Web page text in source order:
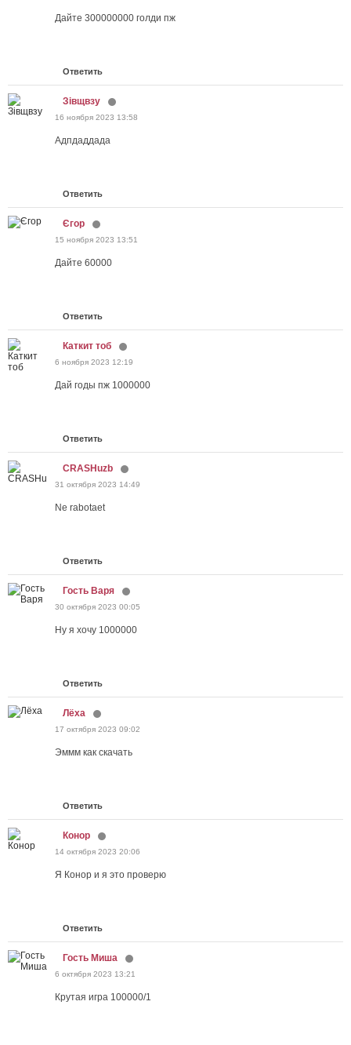
Дайте 300000000 голди пж
Ответить
Зівщвзу
16 ноября 2023 13:58
Адпдаддада
Ответить
Єгор
15 ноября 2023 13:51
Дайте 60000
Ответить
Каткит тоб
6 ноября 2023 12:19
Дай годы пж 1000000
Ответить
CRASHuzb
31 октября 2023 14:49
Ne rabotaet
Ответить
Гость Варя
30 октября 2023 00:05
Ну я хочу 1000000
Ответить
Лёха
17 октября 2023 09:02
Эммм как скачать
Ответить
Конор
14 октября 2023 20:06
Я Конор и я это проверю
Ответить
Гость Миша
6 октября 2023 13:21
Крутая игра 100000/1